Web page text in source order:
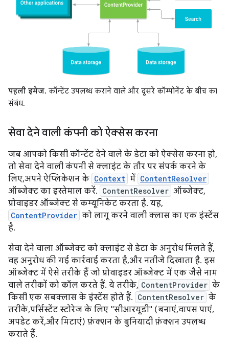
पहली इमेज. कॉन्टेंट उपलब्ध कराने वाले और दूसरे कॉम्पोनेंट के बीच का
संबंध.
सेवा देने वाली कंपनी को ऐक्सेस करना
जब आपको किसी कॉन्टेंट देने वाले के डेटा को ऐक्सेस करना हो,
तो सेवा देने वाली कंपनी से क्लाइंट के तौर पर संपर्क करने के
लिए, अपने ऐप्लिकेशन के Context में ContentResolver
ऑब्जेक्ट का इस्तेमाल करें. ContentResolver ऑब्जेक्ट,
प्रोवाइडर ऑब्जेक्ट से कम्यूनिकेट करता है. यह,
ContentProvider को लागू करने वाली क्लास का एक इंस्टेंस
है.
सेवा देने वाला ऑब्जेक्ट को क्लाइंट से डेटा के अनुरोध मिलते हैं,
वह अनुरोध की गई कार्रवाई करता है, और नतीजे दिखाता है. इस
ऑब्जेक्ट में ऐसे तरीके हैं जो प्रोवाइडर ऑब्जेक्ट में एक जैसे नाम
वाले तरीकों को कॉल करते हैं. ये तरीके, ContentProvider के
किसी एक सबक्लास के इंस्टेंस होते हैं. ContentResolver के
तरीके, पर्सिस्टेंट स्टोरेज के लिए "सीआरयूडी" (बनाएं, वापस पाएं,
अपडेट करें, और मिटाएं) फ़ंक्शन के बुनियादी फ़ंक्शन उपलब्ध
कराते हैं.